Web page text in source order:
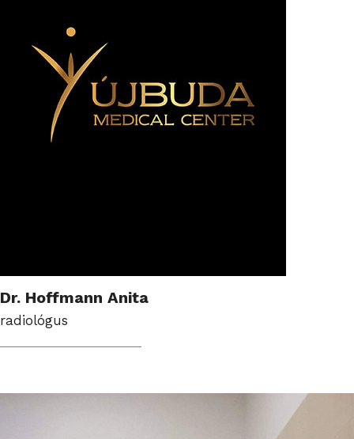
Dr. Hoffmann Anita
radiológus